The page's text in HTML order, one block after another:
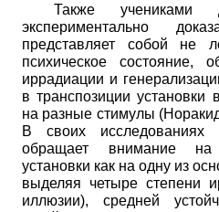
Также
экспериментально
представляет собой не
психическое состояние,
иррадиации и
в транспозиции
на разные стимулы
В своих исследованиях
обращает внимание на
установки как на одну из
выделяя четыре степени
иллюзии), средней